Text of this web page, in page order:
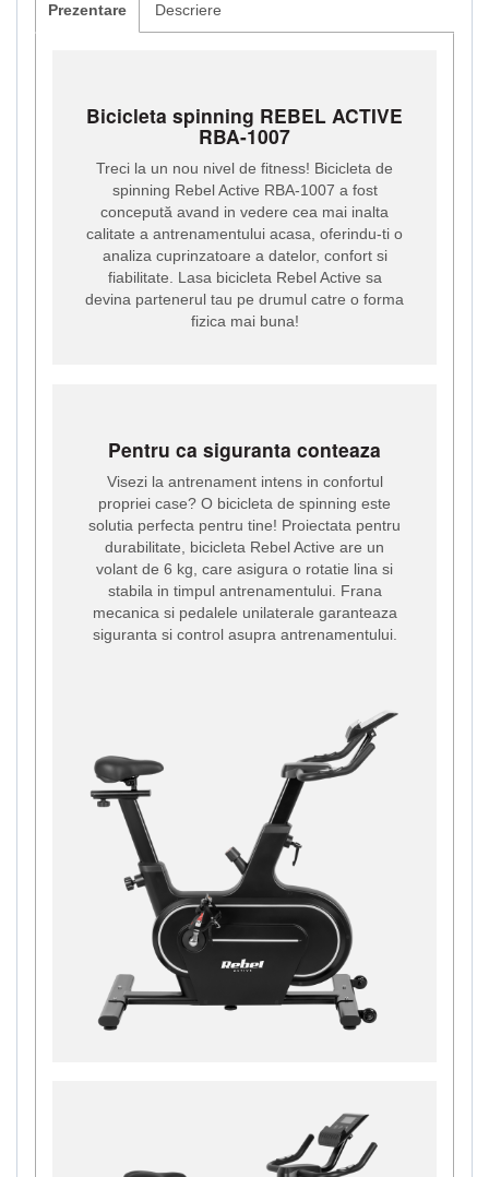
Prezentare Descriere
Bicicleta spinning REBEL ACTIVE
RBA-1007
Treci la un nou nivel de fitness! Bicicleta de
spinning Rebel Active RBA-1007 a fost
concepută avand in vedere cea mai inalta
calitate a antrenamentului acasa, oferindu-ti o
analiza cuprinzatoare a datelor, confort si
fiabilitate. Lasa bicicleta Rebel Active sa
devina partenerul tau pe drumul catre o forma
fizica mai buna!
Pentru ca siguranta conteaza
Visezi la antrenament intens in confortul
propriei case? O bicicleta de spinning este
solutia perfecta pentru tine! Proiectata pentru
durabilitate, bicicleta Rebel Active are un
volant de 6 kg, care asigura o rotatie lina si
stabila in timpul antrenamentului. Frana
mecanica si pedalele unilaterale garanteaza
siguranta si control asupra antrenamentului.